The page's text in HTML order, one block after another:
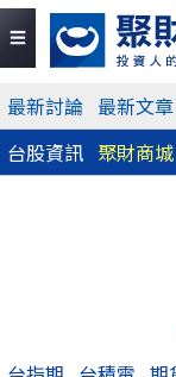
最新討論 最新文章
台股資訊 聚財商城